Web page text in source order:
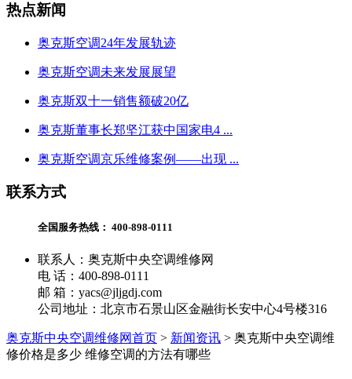
热点新闻
奥克斯空调24年发展轨迹
奥克斯空调未来发展展望
奥克斯双十一销售额破20亿
奥克斯董事长郑坚江获中国家电4 ...
奥克斯空调京乐维修案例——出现 ...
联系方式
全国服务热线： 400-898-0111
联系人：奥克斯中央空调维修网
电 话：400-898-0111
邮 箱：yacs@jljgdj.com
公司地址：北京市石景山区金融街长安中心4号楼316
奥克斯中央空调维修网首页 > 新闻资讯 > 奥克斯中央空调维
修价格是多少 维修空调的方法有哪些